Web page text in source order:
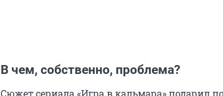
В чем, собственно, проблема?
Сюжет сериала «Игра в кальмара» подарил